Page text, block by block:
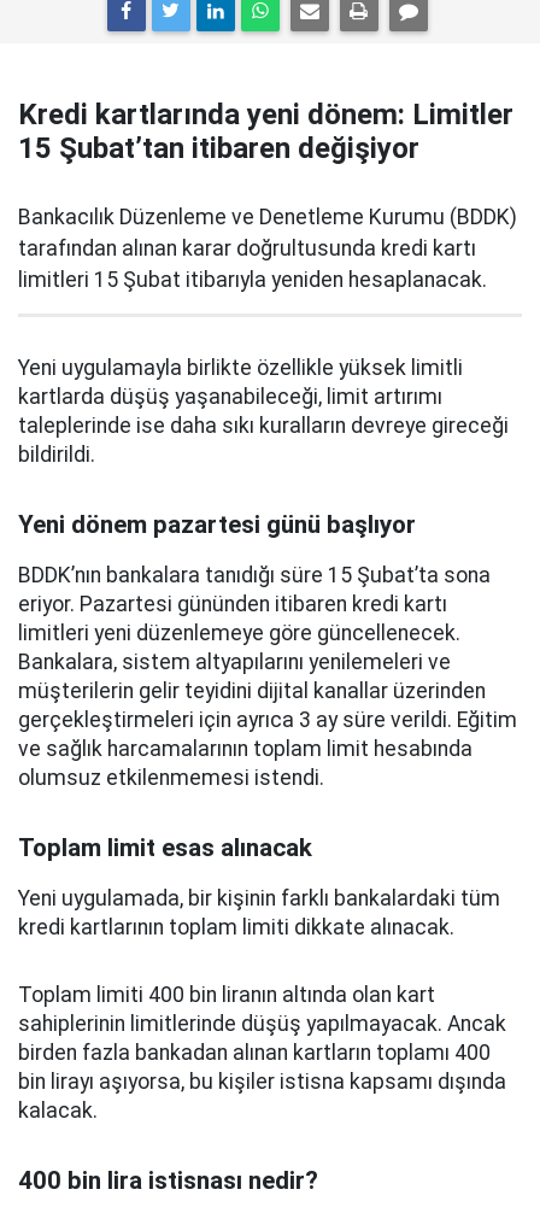
Kredi kartlarında yeni dönem: Limitler
15 Şubat’tan itibaren değişiyor
Bankacılık Düzenleme ve Denetleme Kurumu (BDDK)
tarafından alınan karar doğrultusunda kredi kartı
limitleri 15 Şubat itibarıyla yeniden hesaplanacak.
Yeni uygulamayla birlikte özellikle yüksek limitli
kartlarda düşüş yaşanabileceği, limit artırımı
taleplerinde ise daha sıkı kuralların devreye gireceği
bildirildi.
Yeni dönem pazartesi günü başlıyor
BDDK’nın bankalara tanıdığı süre 15 Şubat’ta sona
eriyor. Pazartesi gününden itibaren kredi kartı
limitleri yeni düzenlemeye göre güncellenecek.
Bankalara, sistem altyapılarını yenilemeleri ve
müşterilerin gelir teyidini dijital kanallar üzerinden
gerçekleştirmeleri için ayrıca 3 ay süre verildi. Eğitim
ve sağlık harcamalarının toplam limit hesabında
olumsuz etkilenmemesi istendi.
Toplam limit esas alınacak
Yeni uygulamada, bir kişinin farklı bankalardaki tüm
kredi kartlarının toplam limiti dikkate alınacak.
Toplam limiti 400 bin liranın altında olan kart
sahiplerinin limitlerinde düşüş yapılmayacak. Ancak
birden fazla bankadan alınan kartların toplamı 400
bin lirayı aşıyorsa, bu kişiler istisna kapsamı dışında
kalacak.
400 bin lira istisnası nedir?